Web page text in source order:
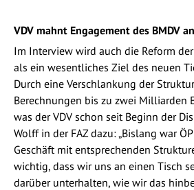
VDV mahnt Engagement des BMDV an
Im Interview wird auch die Reform
als ein wesentliches Ziel des neuen
Durch eine Verschlankung der
Berechnungen bis zu zwei Milliarden
was der VDV schon seit Beginn der
Wolff in der FAZ dazu: „Bislang war
Geschäft mit entsprechenden
wichtig, dass wir uns an einen Tisch
darüber unterhalten, wie wir das